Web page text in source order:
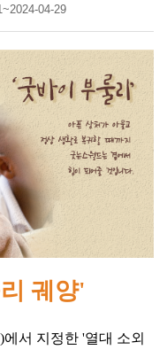
04-29
궤양'
서 지정한 '열대 소외